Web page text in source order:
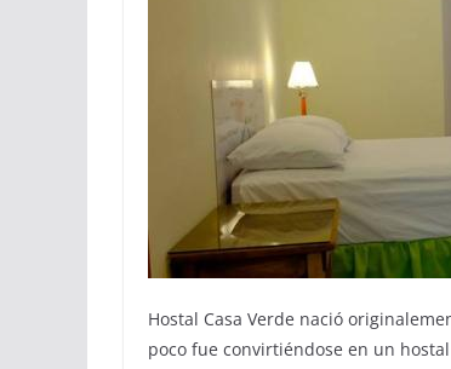
Hostal Casa Verde nació
poco fue convirtiéndose en un